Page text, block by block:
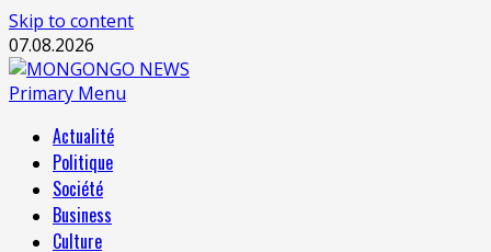
Skip to content
07.08.2026
Primary Menu
Actualité
Politique
Société
Business
Culture